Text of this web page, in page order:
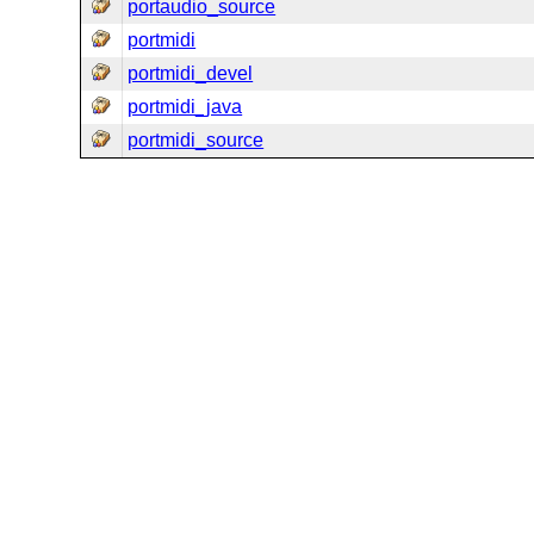
portaudio_source
portmidi
portmidi_devel
portmidi_java
portmidi_source